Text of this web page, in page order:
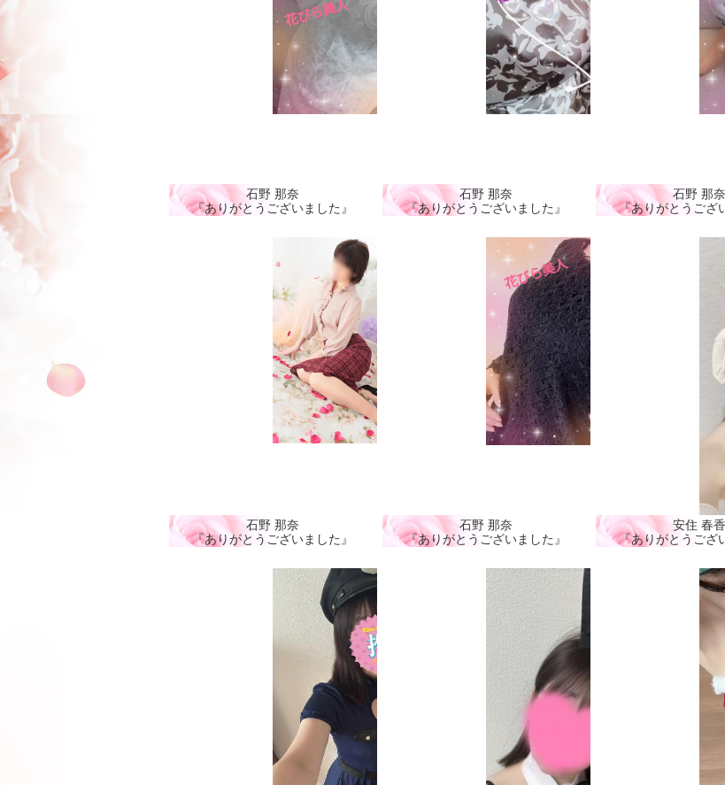
石野 那奈
『ありがとうございました』
石野 那奈
『ありがとうございました』
石野 那奈
『ありがとうござ
石野 那奈
『ありがとうございました』
石野 那奈
『ありがとうございました』
安住 春香
『ありがとうござ